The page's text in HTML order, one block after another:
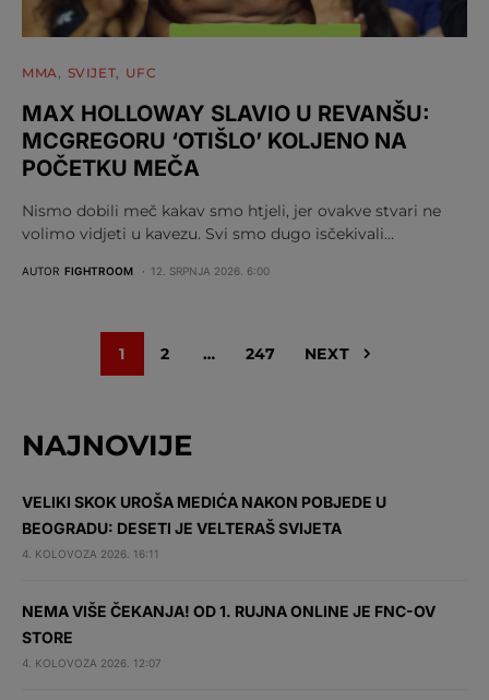
MMA SVIJET UFC
MAX HOLLOWAY SLAVIO U REVANŠU:
MCGREGORU ‘OTIŠLO’ KOLJENO NA
POČETKU MEČA
Nismo dobili meč kakav smo htjeli, jer ovakve stvari ne
volimo vidjeti u kavezu. Svi smo dugo isčekivali…
AUTOR FIGHTROOM 12. SRPNJA 2026. 6:00
1 2 … 247 NEXT
NAJNOVIJE
VELIKI SKOK UROŠA MEDIĆA NAKON POBJEDE U
BEOGRADU: DESETI JE VELTERAŠ SVIJETA
4. KOLOVOZA 2026. 16:11
NEMA VIŠE ČEKANJA! OD 1. RUJNA ONLINE JE FNC-OV
STORE
4. KOLOVOZA 2026. 12:07